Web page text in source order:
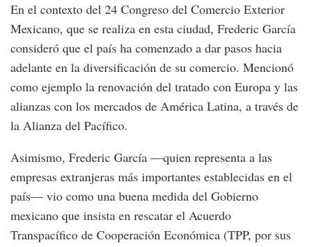
En el contexto del 24 Congreso del Comercio Exterior
Mexicano, que se realiza en esta ciudad, Frederic García
consideró que el país ha comenzado a dar pasos hacia
adelante en la diversificación de su comercio. Mencionó
como ejemplo la renovación del tratado con Europa y las
alianzas con los mercados de América Latina, a través de
la Alianza del Pacífico.
Asimismo, Frederic García —quien representa a las
empresas extranjeras más importantes establecidas en el
país— vio como una buena medida del Gobierno
mexicano que insista en rescatar el Acuerdo
Transpacífico de Cooperación Económica (TPP, por sus